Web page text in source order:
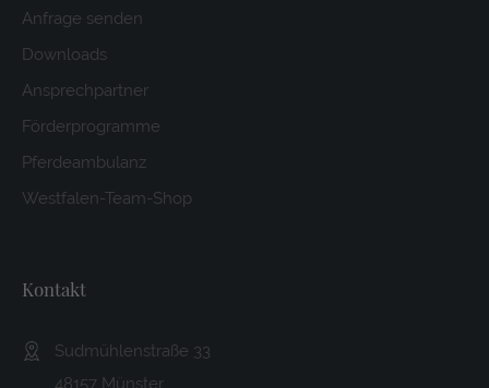
Anfrage senden
Downloads
Ansprechpartner
Förderprogramme
Pferdeambulanz
Westfalen-Team-Shop
Kontakt
Sudmühlenstraße 33